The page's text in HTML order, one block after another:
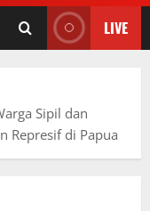
LIVE
Sipil dan
Represif di Papua